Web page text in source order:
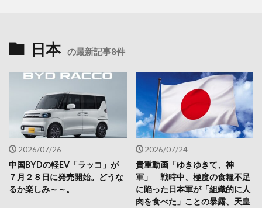
日本 の最新記事8件
2026/07/26
中国BYDの軽EV「ラッコ」が
７月２８日に発売開始。どうな
るか楽しみ～～。
2026/07/24
貴重動画「ゆきゆきて、神
軍」 戦時中、極度の食糧不足
に陥った日本軍が「組織的に人
肉を食べた」ことの暴露、天皇